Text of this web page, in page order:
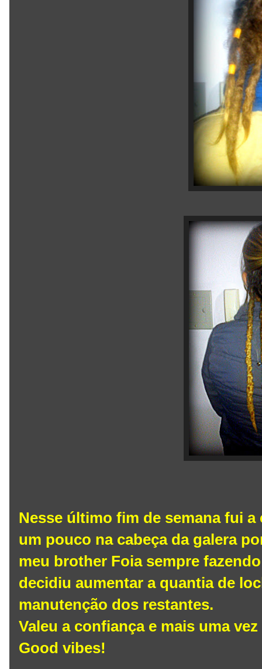
Nesse último fim de semana fui
um pouco na cabeça da galera
meu brother Foia sempre
decidiu aumentar a quantia de
manutenção dos restantes.
Valeu a confiança e mais uma
Good vibes!